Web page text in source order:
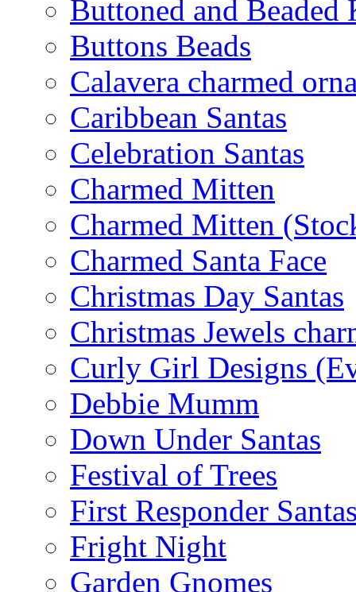
Buttoned and Beaded
Buttons Beads
Calavera charmed
Caribbean Santas
Celebration Santas
Charmed Mitten
Charmed Mitten
Charmed Santa Face
Christmas Day Santas
Christmas Jewels
Curly Girl Designs
Debbie Mumm
Down Under Santas
Festival of Trees
First Responder
Fright Night
Garden Gnomes